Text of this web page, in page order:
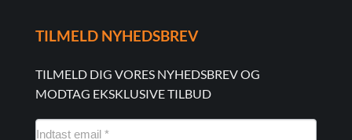
TILMELD NYHEDSBREV
TILMELD DIG VORES NYHEDSBREV OG
MODTAG EKSKLUSIVE TILBUD
NYHEDSMAIL